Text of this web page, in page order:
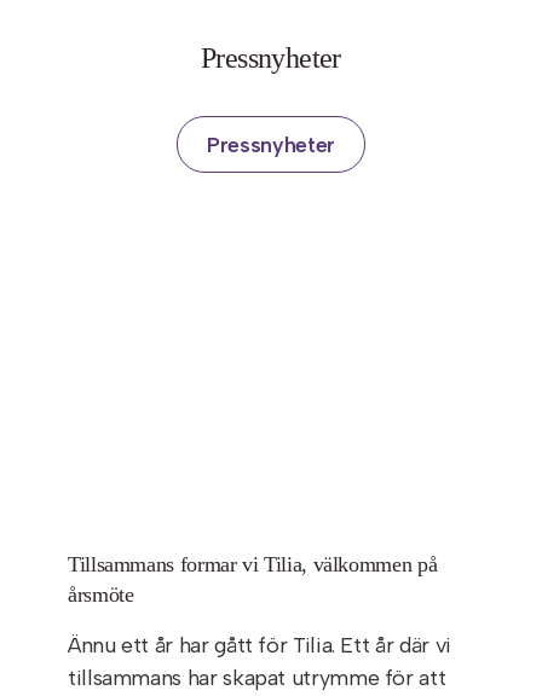
Pressnyheter
Pressnyheter
Tillsammans formar vi Tilia, välkommen på
årsmöte
Ännu ett år har gått för Tilia. Ett år där vi
tillsammans har skapat utrymme för att